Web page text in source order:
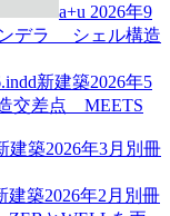
a+u 2026年9
デラ シェル構造
新建築2026年5
交差点 MEETS
建築2026年3月別冊
建築2026年2月別冊